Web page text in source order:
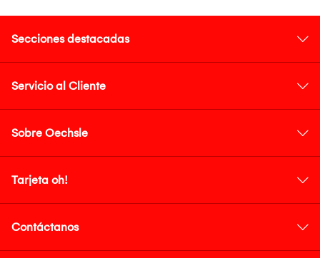
Secciones destacadas
Servicio al Cliente
Sobre Oechsle
Tarjeta oh!
Contáctanos